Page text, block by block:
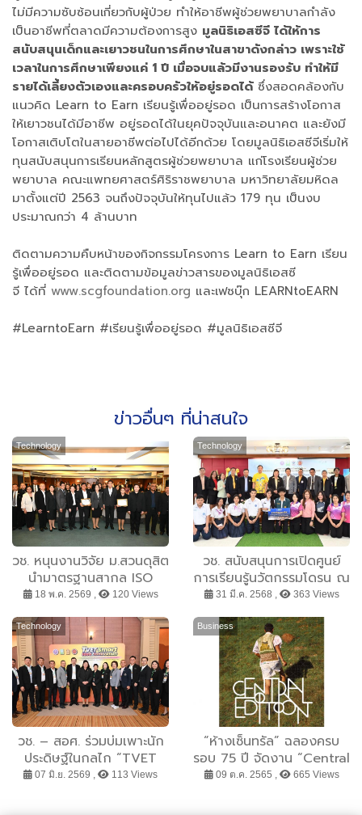
ไม่มีความซับซ้อนเกี่ยวกับผู้ป่วย ทำให้อาชีพผู้ช่วยพยาบาลกำลัง
เป็นอาชีพที่ตลาดมีความต้องการสูง มูลนิธิเอสซีจี ได้ให้การ
สนับสนุนเด็กและเยาวชนในการศึกษาในสาขาดังกล่าว เพราะใช้
เวลาในการศึกษาเพียงแค่ 1 ปี เมื่อจบแล้วมีงานรองรับ ทำให้มี
รายได้เลี้ยงตัวเองและครอบครัวให้อยู่รอดได้ซึ่งสอดคล้องกับ
แนวคิด Learn to Earn เรียนรู้เพื่ออยู่รอด เป็นการสร้างโอกาส
ให้เยาวชนได้มีอาชีพ อยู่รอดได้ในยุคปัจจุบันและอนาคต และยังมี
โอกาสเติบโตในสายอาชีพต่อไปได้อีกด้วย โดยมูลนิธิเอสซีจีเริ่มให้
ทุนสนับสนุนการเรียนหลักสูตรผู้ช่วยพยาบาล แก่โรงเรียนผู้ช่วย
พยาบาล คณะแพทยศาสตร์ศิริราชพยาบาล มหาวิทยาลัยมหิดล
มาตั้งแต่ปี 2563 จนถึงปัจจุบันให้ทุนไปแล้ว 179 ทุน เป็นงบ
ประมาณกว่า 4 ล้านบาท
ติดตามความคืบหน้าของกิจกรรมโครงการ Learn to Earn เรียน
รู้เพื่ออยู่รอด และติดตามข้อมูลข่าวสารของมูลนิธิเอสซี
จี ได้ที่ www.scgfoundation.org และเฟซบุ๊ก LEARNtoEARN
#LearntoEarn #เรียนรู้เพื่ออยู่รอด #มูลนิธิเอสซีจี
ข่าวอื่นๆ ที่น่าสนใจ
Technology
วช. หนุนงานวิจัย ม.สวนดุสิต
นำมาตรฐานสากล ISO
37001ยกระดับความโปร่งใส
องค์กรปกครองส่วนท้องถิ่น
18 พ.ค. 2569 , 120 Views
Technology
วช. สนับสนุนการเปิดศูนย์
การเรียนรู้นวัตกรรมโดรน ณ
จ.กระบี่ เสริมทักษะและ
สมรรถนะเยาวชน เพื่อส่ง
เสริมการท่องเที่ยวด้วย
ปัญญาประดิษฐ์
31 มี.ค. 2568 , 363 Views
Technology
วช. – สอศ. ร่วมบ่มเพาะนัก
ประดิษฐ์ในกลไก “TVET
Smart Idea2Innovation”
07 มิ.ย. 2569 , 113 Views
Business
“ห้างเซ็นทรัล” ฉลองครบ
รอบ 75 ปี จัดงาน “Central
Edition” จับมือนักออกแบบ
09 ต.ค. 2565 , 665 Views